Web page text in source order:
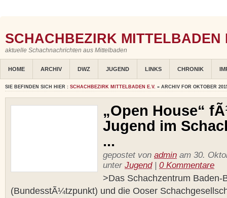
SCHACHBEZIRK MITTELBADEN
aktuelle Schachnachrichten aus Mittelbaden
HOME ARCHIV DWZ JUGEND LINKS CHRONIK
SIE BEFINDEN SICH HIER : SCHACHBEZIRK MITTELBADEN E.V. » ARCHIV FOR OKTOBER
„Open House“
Jugend im
...
gepostet von admin am 30.
unter Jugend| 0 Kommentare
>Das Schachzentrum Baden-
(BundesstÃ¼tzpunkt) und die Ooser